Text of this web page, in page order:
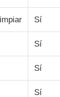
de silicona
Sí
Sí
Sí
Sí